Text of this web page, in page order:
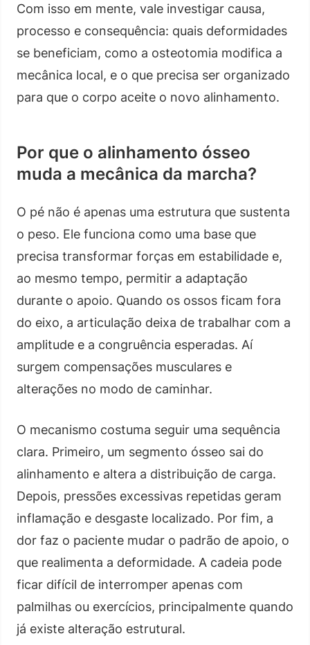
Com isso em mente, vale investigar causa,
processo e consequência: quais deformidades
se beneficiam, como a osteotomia modifica a
mecânica local, e o que precisa ser organizado
para que o corpo aceite o novo alinhamento.
Por que o alinhamento ósseo
muda a mecânica da marcha?
O pé não é apenas uma estrutura que sustenta
o peso. Ele funciona como uma base que
precisa transformar forças em estabilidade e,
ao mesmo tempo, permitir a adaptação
durante o apoio. Quando os ossos ficam fora
do eixo, a articulação deixa de trabalhar com a
amplitude e a congruência esperadas. Aí
surgem compensações musculares e
alterações no modo de caminhar.
O mecanismo costuma seguir uma sequência
clara. Primeiro, um segmento ósseo sai do
alinhamento e altera a distribuição de carga.
Depois, pressões excessivas repetidas geram
inflamação e desgaste localizado. Por fim, a
dor faz o paciente mudar o padrão de apoio, o
que realimenta a deformidade. A cadeia pode
ficar difícil de interromper apenas com
palmilhas ou exercícios, principalmente quando
já existe alteração estrutural.